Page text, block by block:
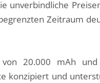
unverbindliche
Zeitraum
20.000 mAh
konzipiert und